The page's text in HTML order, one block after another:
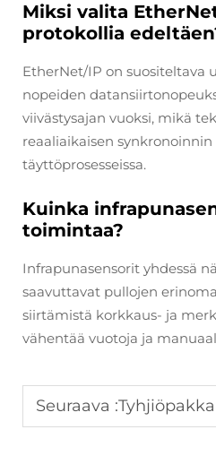
Miksi valita
protokollia
EtherNet/IP on suositeltava
nopeiden
viivästysajan vuoksi, mikä
reaaliaikaisen
täyttöprosesseissa.
Kuinka
toimintaa?
Infrapunasensorit yhdessä
saavuttavat pullojen
siirtämistä korkkaus- ja
vähentää vuotoja ja
Seuraava :Tyhjiöpakkaus